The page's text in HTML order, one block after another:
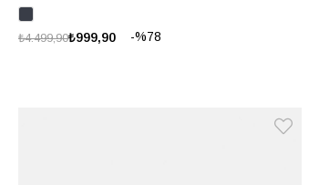
%78
₺999,90
₺4.499,90